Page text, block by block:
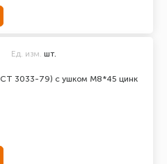
3033-79) с ушком М8*45 цинк
Ед. изм. шт.